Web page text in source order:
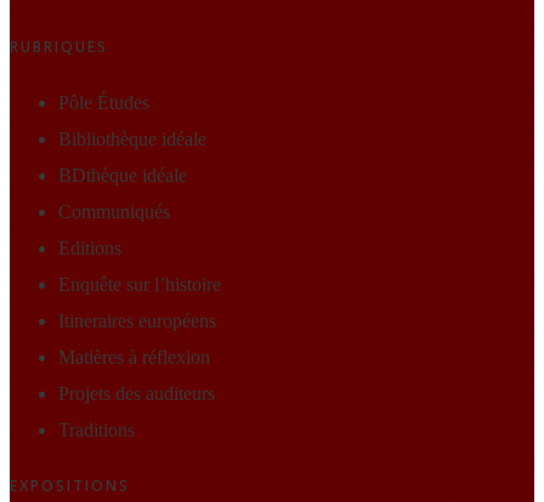
RUBRIQUES
Pôle Études
Bibliothèque idéale
BDthèque idéale
Communiqués
Editions
Enquête sur l’histoire
Itineraires européens
Matières à réflexion
Projets des auditeurs
Traditions
EXPOSITIONS